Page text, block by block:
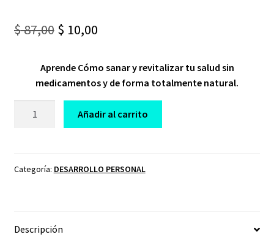
$87,00 Original
was:
$ 10,00Current
is:
Aprende Cómo sanar y revitalizar tu salud sin
medicamentos y de forma totalmente natural.
cantidad
Añadir al carrito
Categoría: DESARROLLO PERSONAL
Descripción